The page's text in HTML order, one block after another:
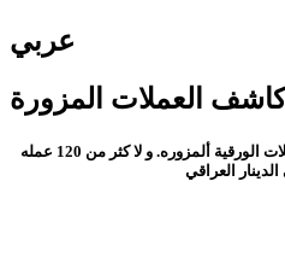
عربي
كاشف العملات المزورة
بهذه ألواسطه يمكنك الكشف عن العملات الورقية ألمزوره. و لا كثر من 120 عمله